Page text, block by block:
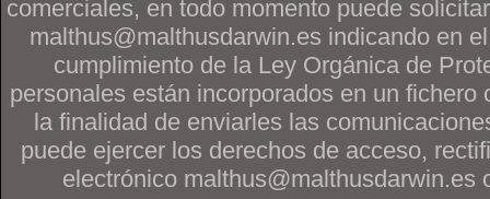
comerciales, en todo momento puede
malthus@malthusdarwin.es indicando en
cumplimiento de la Ley Orgánica de
personales están incorporados en un
la finalidad de enviarles las
puede ejercer los derechos de acceso,
electrónico malthus@malthusdarwin.es